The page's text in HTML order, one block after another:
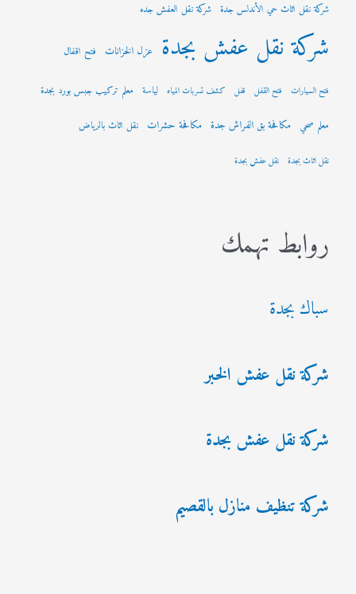
شركة نقل اثاث حي الأندلس جدة شركة نقل العفش جده
شركة نقل عفش بجدة عزل الخزانات فتح اقفال
فتح السيارات فتح القفل قفل كشف تسربات المياه لياسة معلم تركيب جبس بورد بجدة
معلم صحي مكافحة بق الفراش جدة مكافحة حشرات نقل اثاث بالرياض
نقل اثاث بجدة نقل عفش بجدة
روابط تهمك
سباك بجدة
شركة نقل عفش الخبر
شركة نقل عفش بجدة
شركة تنظيف منازل بالقصيم